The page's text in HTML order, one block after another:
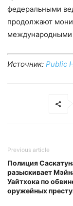
федеральными
продолжают
международными
Источник: Public
Previous article
Полиция
разыскивает
Уайтхока по
оружейных